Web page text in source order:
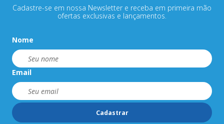
Cadastre-se em nossa Newsletter e receba em primeira mão
ofertas exclusivas e lançamentos.
Nome
Email
Cadastrar